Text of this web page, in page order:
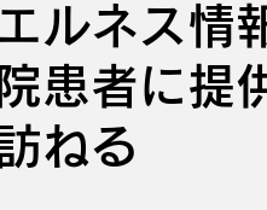
ルネス
患者に提
ねる